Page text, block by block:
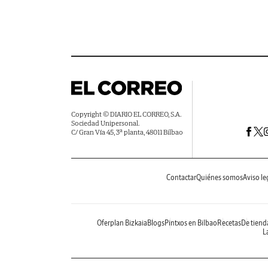
Copyright © DIARIO EL CORREO, S.A.
Sociedad Unipersonal.
C/ Gran Vía 45, 3ª planta, 48011 Bilbao
ContactarQuiénes somosAviso
Oferplan Bizkaia BlogsPintxos en Bilbao RecetasDe